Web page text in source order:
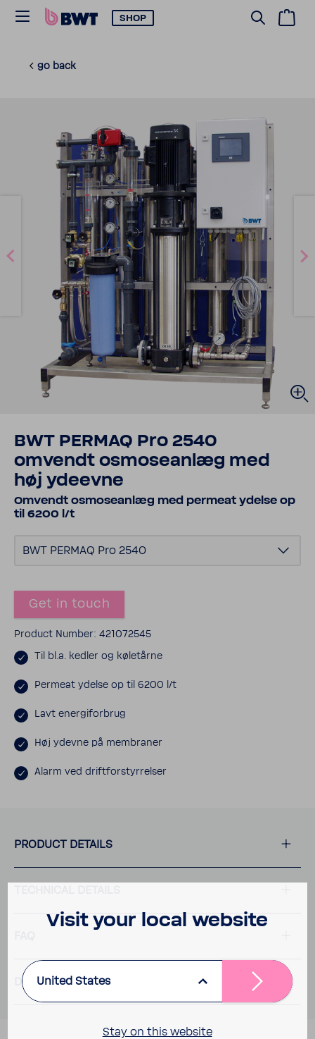
SHOP
go back
BWT PERMAQ Pro 2540
omvendt osmoseanlæg med
høj ydeevne
Omvendt osmoseanlæg med permeat ydelse op
til 6200 l/t
BWT PERMAQ Pro 2540
Get in touch
Product Number: 421072545
Til bl.a. kedler og køletårne
Permeat ydelse op til 6200 l/t
Lavt energi­for­brug
Høj ydevne på membraner
Alarm ved drift­forstyrrelser
PRODUCT DETAILS
DOWN­LOADS
Visit your local website
United States
Stay on this website